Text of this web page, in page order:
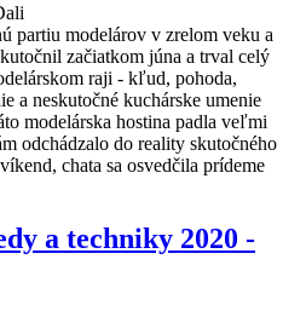
partiu modelárov v zrelom veku a
začiatkom júna a trval celý
raji - kľud, pohoda,
a neskutočné kuchárske umenie
modelárska hostina padla veľmi
odchádzalo do reality skutočného
chata sa osvedčila prídeme
a techniky 2020 -